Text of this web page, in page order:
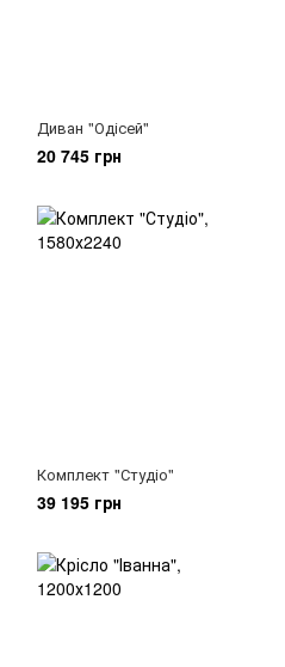
Диван "Одісей"
20 745 грн
Комплект "Студіо"
39 195 грн